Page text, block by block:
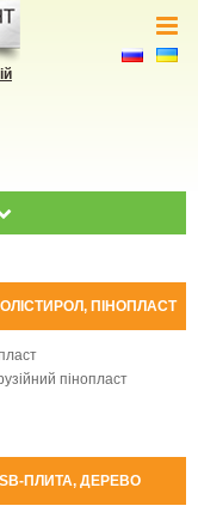
ПІНОПЛАСТ
пінопласт
ПЛИТА, ДЕРЕВО